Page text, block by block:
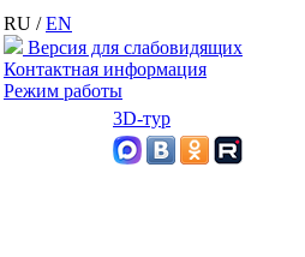
RU /EN
Версия для слабовидящих
Контактная информация
Режим работы
3D-тур